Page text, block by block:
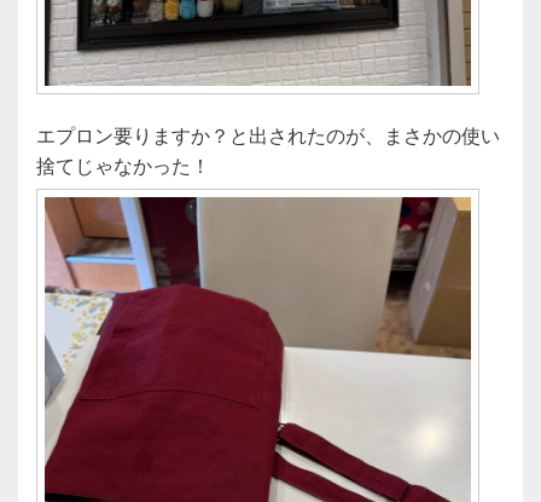
エプロン要りますか？と出されたのが、まさかの使い
捨てじゃなかった！